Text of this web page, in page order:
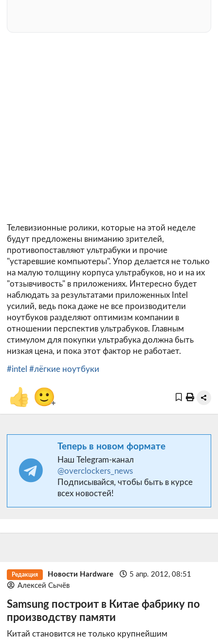
Телевизионные ролики, которые на этой неделе
будут предложены вниманию зрителей,
противопоставляют ультрабуки и прочие
"устаревшие компьютеры". Упор делается не только
на малую толщину корпуса ультрабуков, но и на их
"отзывчивость" в приложениях. Интересно будет
наблюдать за результатами приложенных Intel
усилий, ведь пока даже не все производители
ноутбуков разделяют оптимизм компании в
отношении перспектив ультрабуков. Главным
стимулом для покупки ультрабука должна быть
низкая цена, и пока этот фактор не работает.
#intel #лёгкие ноутбуки
👍 🙂+
Теперь в новом формате
Наш Telegram-канал
@overclockers_news
Подписывайся, чтобы быть в курсе
всех новостей!
Редакция Новости Hardware
5 апр. 2012, 08:51
Алексей Сычёв
Samsung построит в Китае фабрику по
производству памяти
Китай становится не только крупнейшим